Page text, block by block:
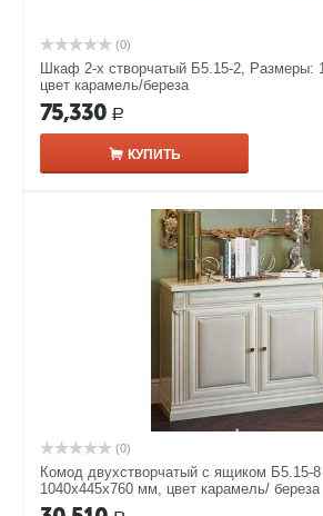
(0)
Шкаф 2-х створчатый Б5.15-2, Размеры:
цвет карамель/береза
75,330 Р
КУПИТЬ
(0)
Комод двухстворчатый с ящиком Б5.15-
1040х445х760 мм, цвет карамель/ береза